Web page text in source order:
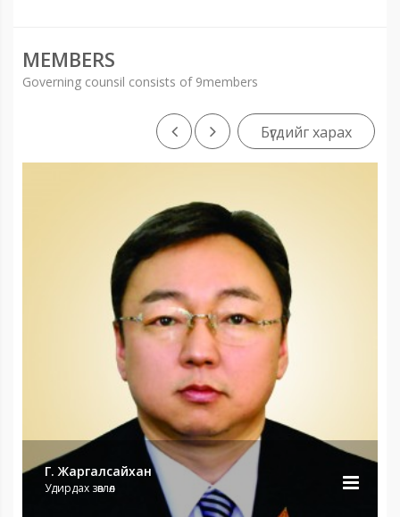
MEMBERS
Governing counsil consists of 9members
Бүгдийг харах
Г. Жаргалсайхан
Удирдах зөвлөл